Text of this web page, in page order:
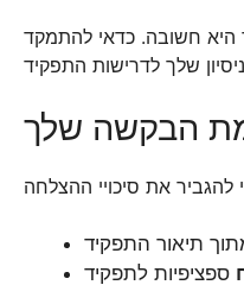
חשובה. כדאי להתמקד
הבקשה שלך